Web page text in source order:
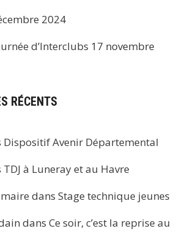
2024
d’Interclubs 17 novembre
RÉCENTS
Dispositif Avenir Départemental
TDJ à Luneray et au Havre
dans Stage technique jeunes
dans Ce soir, c’est la reprise au